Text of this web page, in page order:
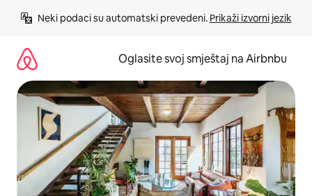
Neki podaci su automatski prevedeni. Prikaži izvorni jezik
Oglasite svoj smještaj na Airbnbu